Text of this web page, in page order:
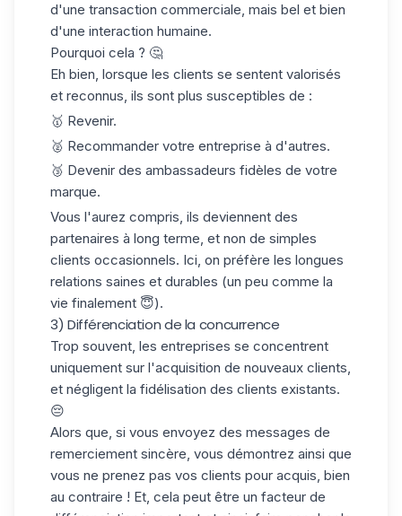
d'une transaction commerciale, mais bel et bien
d'une interaction humaine.
Pourquoi cela ? 🤔
Eh bien, lorsque les clients se sentent valorisés
et reconnus, ils sont plus susceptibles de :
🥇 Revenir.
🥈 Recommander votre entreprise à d'autres.
🥉 Devenir des ambassadeurs fidèles de votre
marque.
Vous l'aurez compris, ils deviennent des
partenaires à long terme, et non de simples
clients occasionnels. Ici, on préfère les longues
relations saines et durables (un peu comme la
vie finalement 😇).
3) Différenciation de la concurrence
Trop souvent, les entreprises se concentrent
uniquement sur l'acquisition de nouveaux clients,
et négligent la fidélisation des clients existants.
😔
Alors que, si vous envoyez des messages de
remerciement sincère, vous démontrez ainsi que
vous ne prenez pas vos clients pour acquis, bien
au contraire ! Et, cela peut être un facteur de